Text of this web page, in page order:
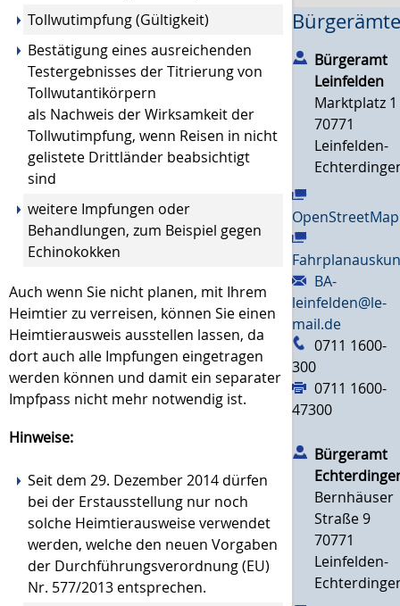
Tollwutimpfung(Gültigkeit)
Bestätigung eines ausreichenden
Testergebnisses der Titrierung von
Tollwutantikörpern
als Nachweis der Wirksamkeit der
Tollwutimpfung, wenn Reisen in nicht
gelistete Drittländer beabsichtigt
sind
weitere Impfungen oder
Behandlungen, zum Beispiel gegen
Echinokokken
Auch wenn Sie nicht planen, mit Ihrem
Heimtier zu verreisen, können Sie einen
Heimtierausweis ausstellen lassen, da
dort auch alle Impfungen eingetragen
werden können und damit ein separater
Impfpass nicht mehr notwendig ist.
Hinweise:
Seit dem 29. Dezember 2014 dürfen
bei der Erstausstellung nur noch
solche Heimtierausweise verwendet
werden, welche den neuen Vorgaben
der Durchführungsverordnung (EU)
Nr. 577/2013 entsprechen.
Bürgeramt
Leinfelden
Marktplatz 1
70771
Leinfelden-
OpenStreetMap
BA-
leinfelden@le-
mail.de
0711 1600-
300
0711 1600-
47300
Bürgeramt
Bernhäuser
Straße 9
70771
Leinfelden-